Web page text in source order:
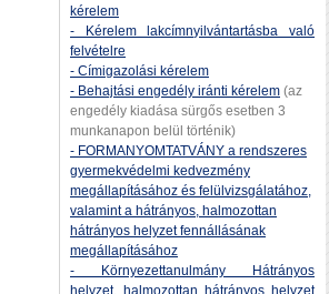
kérelem
- Kérelem lakcímnyilvántartásba való
felvételre
- Címigazolási kérelem
- Behajtási engedély iránti kérelem (az
engedély kiadása sürgős esetben 3
munkanapon belül történik)
- FORMANYOMTATVÁNY a rendszeres
gyermekvédelmi kedvezmény
megállapításához és felülvizsgálatához,
valamint a hátrányos, halmozottan
hátrányos helyzet fennállásának
megállapításához
- Környezettanulmány Hátrányos
helyzet, halmozottan hátrányos helyzet